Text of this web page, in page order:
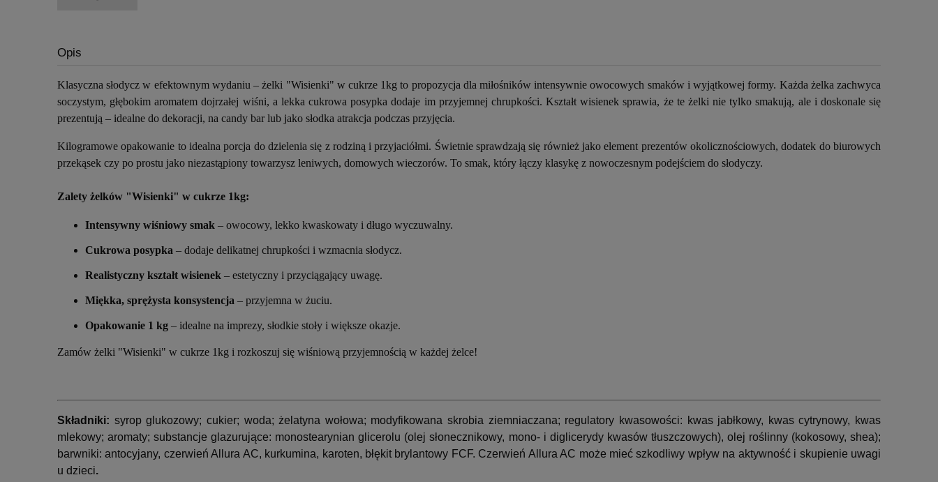
Opis
Klasyczna słodycz w efektownym wydaniu – żelki "Wisienki" w cukrze 1kg to propozycja dla miłośników intensywnie owocowych smaków i wyjątkowej formy. Każda żelka zachwyca
soczystym, głębokim aromatem dojrzałej wiśni, a lekka cukrowa posypka dodaje im przyjemnej chrupkości. Kształt wisienek sprawia, że te żelki nie tylko smakują, ale i doskonale się
prezentują – idealne do dekoracji, na candy bar lub jako słodka atrakcja podczas przyjęcia.
Kilogramowe opakowanie to idealna porcja do dzielenia się z rodziną i przyjaciółmi. Świetnie sprawdzają się również jako element prezentów okolicznościowych, dodatek do biurowych
przekąsek czy po prostu jako niezastąpiony towarzysz leniwych, domowych wieczorów. To smak, który łączy klasykę z nowoczesnym podejściem do słodyczy.
Zalety żelków "Wisienki" w cukrze 1kg:
Intensywny wiśniowy smak – owocowy, lekko kwaskowaty i długo wyczuwalny.
Cukrowa posypka – dodaje delikatnej chrupkości i wzmacnia słodycz.
Realistyczny kształt wisienek – estetyczny i przyciągający uwagę.
Miękka, sprężysta konsystencja – przyjemna w żuciu.
Opakowanie 1 kg – idealne na imprezy, słodkie stoły i większe okazje.
Zamów żelki "Wisienki" w cukrze 1kg i rozkoszuj się wiśniową przyjemnością w każdej żelce!
Składniki: syrop glukozowy; cukier; woda; żelatyna wołowa; modyfikowana skrobia ziemniaczana; regulatory kwasowości: kwas jabłkowy, kwas cytrynowy, kwas
mlekowy; aromaty; substancje glazurujące: monostearynian glicerolu (olej słonecznikowy, mono- i diglicerydy kwasów tłuszczowych), olej roślinny (kokosowy, shea);
barwniki: antocyjany, czerwień Allura AC, kurkumina, karoten, błękit brylantowy FCF. Czerwień Allura AC może mieć szkodliwy wpływ na aktywność i skupienie uwagi
u dzieci.